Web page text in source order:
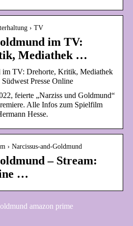
› TV
im TV:
Mediathek …
im TV: Drehorte, Kritik, Mediathek
Presse Online
feierte „Narziss und Goldmund“
Alle Infos zum Spielfilm
Hesse.
› Narcissus-and-Goldmund
– Stream:
…
amazon prime